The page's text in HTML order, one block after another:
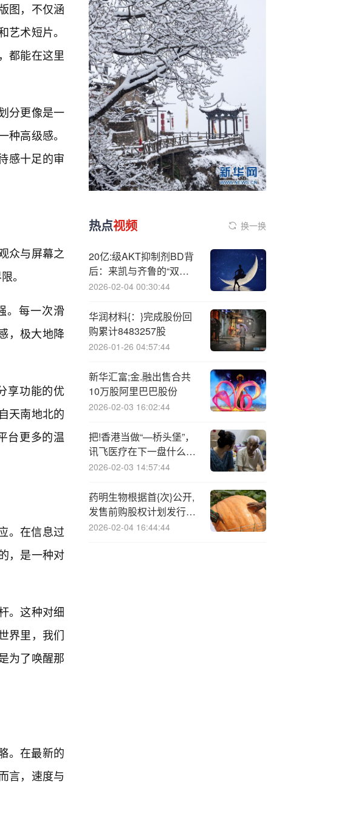
图，不仅涵
术短片。
都能在这里
分更像是一
高级感。
感十足的审
众与屏幕之
。
。每一次滑
，极大地降
享功能的优
天南地北的
台更多的温
。在信息过
，是一种对
。这种对细
界里，我们
为了唤醒那
。在最新的
言，速度与
热点视频 换一换
20亿:级AKT抑制剂BD背
后：来凯与齐鲁的“双向
奔赴”
2026-02-04 00:30:44
华润材料{：}完成股份回
购累计8483257股
2026-01-26 04:57:44
新华汇富;金.融出售合共
10万股阿里巴巴股份
2026-02-03 16:02:44
把!香港当做“—桥头堡”，
讯飞医疗在下一盘什么
“大棋”？
2026-02-03 14:57:44
药明生物根据首{次}公开,
发售前购股权计划发行
405.5万股
2026-02-04 16:44:44